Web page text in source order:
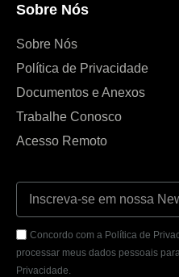
Sobre Nós
Sobre Nós
Política de Privacidade
Documentos e Anexos
Trabalhe Conosco
Acesso Remoto
Concordo com a Política de
processar meus dados pessoais
Privacidade.